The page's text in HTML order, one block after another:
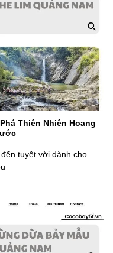
Thiên Nhiên Hoang
tuyệt vời dành cho